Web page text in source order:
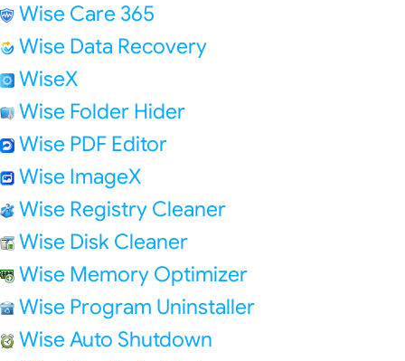
Wise Care 365
Wise Data Recovery
WiseX
Wise Folder Hider
Wise PDF Editor
Wise ImageX
Wise Registry Cleaner
Wise Disk Cleaner
Wise Memory Optimizer
Wise Program Uninstaller
Wise Auto Shutdown